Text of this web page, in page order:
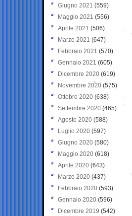
Giugno 2021(559)
Maggio 2021 (556)
Aprile 2021 (506)
Marzo 2021 (647)
Febbraio 2021 (570)
Gennaio 2021 (605)
Dicembre 2020 (619)
Novembre 2020 (575)
Ottobre 2020 (638)
Settembre 2020(465)
Agosto 2020 (588)
Luglio 2020 (597)
Giugno 2020 (580)
Maggio 2020 (618)
Aprile 2020 (643)
Marzo 2020 (437)
Febbraio 2020 (593)
Gennaio 2020 (596)
Dicembre 2019 (542)